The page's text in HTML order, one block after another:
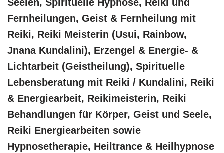
Seelen, Spirituelle Hypnose, Reiki und
Fernheilungen, Geist & Fernheilung mit
Reiki, Reiki Meisterin (Usui, Rainbow,
Jnana Kundalini), Erzengel & Energie- &
Lichtarbeit (Geistheilung), Spirituelle
Lebensberatung mit Reiki / Kundalini, Reiki
& Energiearbeit, Reikimeisterin, Reiki
Behandlungen für Körper, Geist und Seele,
Reiki Energiearbeiten sowie
Hypnosetherapie, Heiltrance & Heilhypnose